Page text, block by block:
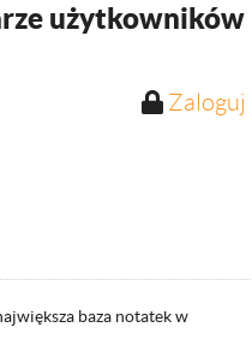
użytkowników
Zaloguj
baza notatek w